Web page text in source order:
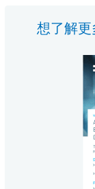
想了解更